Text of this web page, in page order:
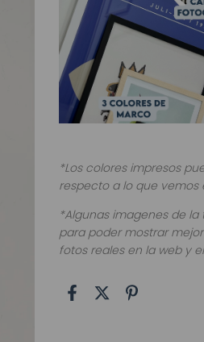
*Los colores impresos
respecto a lo que
*Algunas imagenes de
para poder mostrar
fotos reales en la web y